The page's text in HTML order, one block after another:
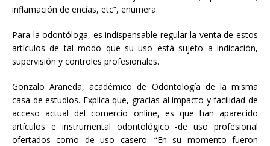
inflamación de encías, etc”, enumera.
Para la odontóloga, es indispensable regular la venta de estos
artículos de tal modo que su uso está sujeto a indicación,
supervisión y controles profesionales.
Gonzalo Araneda, académico de Odontología de la misma
casa de estudios. Explica que, gracias al impacto y facilidad de
acceso actual del comercio online, es que han aparecido
artículos e instrumental odontológico -de uso profesional
ofertados como de uso casero. “En su momento fueron